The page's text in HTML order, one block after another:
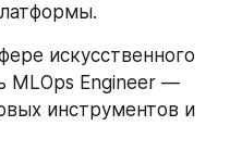
искусственного
MLOps Engineer —
инструментов и